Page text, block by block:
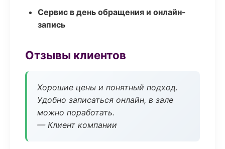
Сервис в день обращения и онлайн-
запись
Отзывы клиентов
Хорошие цены и понятный подход.
Удобно записаться онлайн, в зале
можно поработать.
— Клиент компании